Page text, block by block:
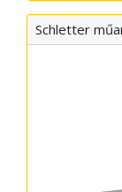
Schletter